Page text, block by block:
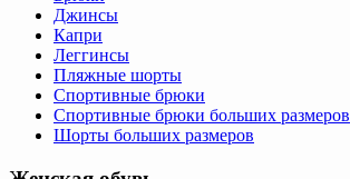
Джинсы
Капри
Леггинсы
Пляжные шорты
Спортивные брюки
Спортивные брюки больших размеров
Шорты больших размеров